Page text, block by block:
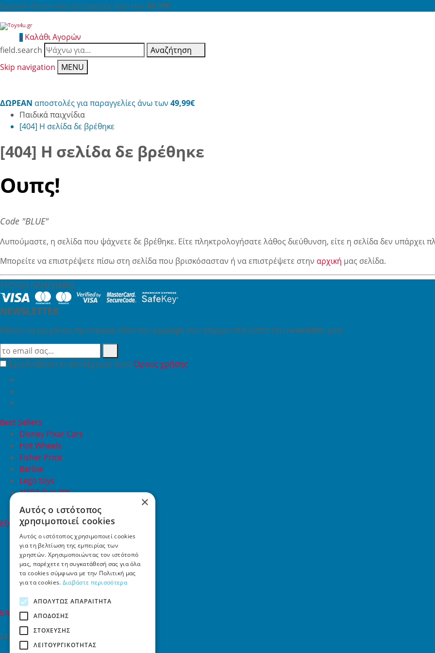
Δωρεάν Αποστολές για αγορές άνω των 49,99€
0 Καλάθι Αγορών
field.search
Αναζήτηση
Skip navigation
MENU
ΔΩΡΕΑΝ αποστολές για παραγγελίες άνω των 49,99€
Παιδικά παιχνίδια
[404] Η σελίδα δε βρέθηκε
[404] Η σελίδα δε βρέθηκε
Ουπς!
Code "BLUE"
Λυπούμαστε, η σελίδα που ψάχνετε δε βρέθηκε. Είτε πληκτρολογήσατε λάθος διεύθυνση, είτε η σελίδα δεν υπάρχει
Μπορείτε να επιστρέψετε πίσω στη σελίδα που βρισκόσασταν ή να επιστρέψετε στην αρχική μας σελίδα.
ΤΡΟΠΟΙ ΠΛΗΡΩΜΗΣ
NEWSLETTER
Θέλεις να μη χάνεις προσφορά; Κάνε την εγγραφή σου σήμερα στη λίστα του newsletter μας!
Έχω διαβάσει κι αποδέχομαι τουςΌρους χρήσης
Best Sellers
Disney Pixar Cars
Hot Wheels
Fisher Price
Barbie
Lego toys
ΔΩΡΑ έως 20€
ΠΡΟΣΦΟΡΕΣ
Εξυπηρέτηση Πελατών
Εξυπηρέτηση πελατών
Συχνές ερωτήσεις
Όροι χρήσης
Τρόποι Πληρωμής
Επιστροφές
Επικοινωνία
Σκαλάνι, Ηράκλειο Κρήτης
2810731415
×
Αυτός ο ιστότοπος
χρησιμοποιεί cookies
Αυτός ο ιστότοπος χρησιμοποιεί cookies
για τη βελτίωση της εμπειρίας των
χρηστών. Χρησιμοποιώντας τον ιστότοπό
μας, παρέχετε τη συγκατάθεσή σας για όλα
τα cookies σύμφωνα με την Πολιτική μας
για τα cookies. Διαβάστε περισσότερα
ΑΠΟΛΎΤΩΣ ΑΠΑΡΑΊΤΗΤΑ
ΑΠΌΔΟΣΗΣ
ΣΤΌΧΕΥΣΗΣ
ΛΕΙΤΟΥΡΓΙΚΌΤΗΤΑΣ